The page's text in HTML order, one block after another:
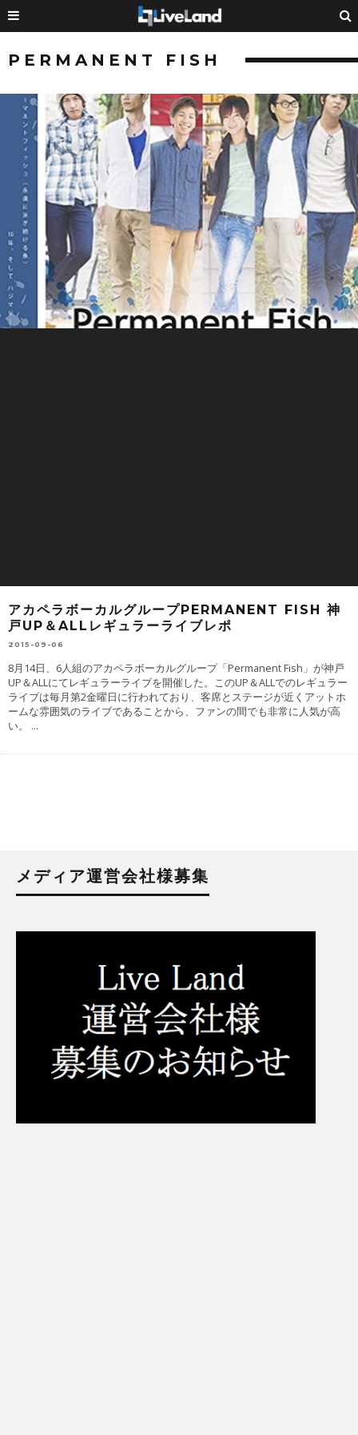
PERMANENT FISH
アカペラボーカルグループPERMANENT FISH 神
戸UP＆ALLレギュラーライブレポ
2015-09-06
8月14日、6人組のアカペラボーカルグループ「Permanent Fish」が神戸
UP＆ALLにてレギュラーライブを開催した。このUP＆ALLでのレギュラー
ライブは毎月第2金曜日に行われており、客席とステージが近くアットホ
ームな雰囲気のライブであることから、ファンの間でも非常に人気が高
い。 ...
メディア運営会社様募集